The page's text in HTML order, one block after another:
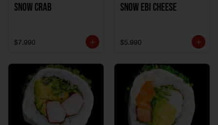
Snow Crab
$7.990
Snow Ebi Cheese
$5.990